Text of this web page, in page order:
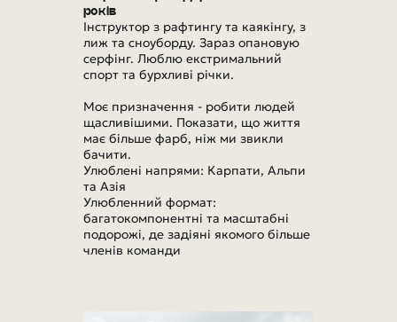
років
Інструктор з рафтингу та каякінгу, з
лиж та сноуборду. Зараз опановую
серфінг. Люблю екстримальний
спорт та бурхливі річки.
Моє призначення - робити людей
щасливішими. Показати, що життя
має більше фарб, ніж ми звикли
бачити.
Улюблені напрями: Карпати, Альпи
та Азія
Улюбленний формат:
багатокомпонентні та масштабні
подорожі, де задіяні якомого більше
членів команди